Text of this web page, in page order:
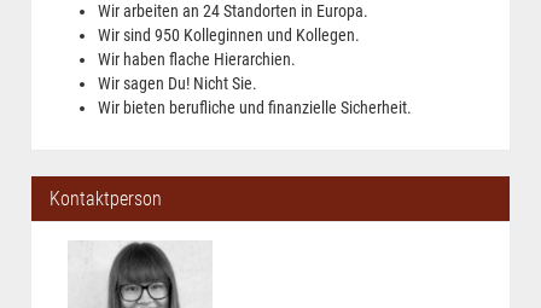
Wir arbeiten an 24 Standorten in Europa.
Wir sind 950 Kolleginnen und Kollegen.
Wir haben flache Hierarchien.
Wir sagen Du! Nicht Sie.
Wir bieten berufliche und finanzielle Sicherheit.
Kontaktperson